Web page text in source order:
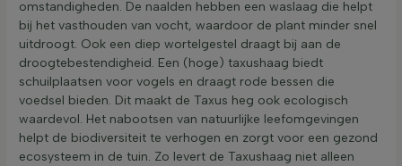
omstandigheden. De naalden hebben een waslaag die helpt
bij het vasthouden van vocht, waardoor de plant minder snel
uitdroogt. Ook een diep wortelgestel draagt bij aan de
droogtebestendigheid. Een (hoge) taxushaag biedt
schuilplaatsen voor vogels en draagt rode bessen die
voedsel bieden. Dit maakt de Taxus heg ook ecologisch
waardevol. Het nabootsen van natuurlijke leefomgevingen
helpt de biodiversiteit te verhogen en zorgt voor een gezond
ecosysteem in de tuin. Zo levert de Taxushaag niet alleen